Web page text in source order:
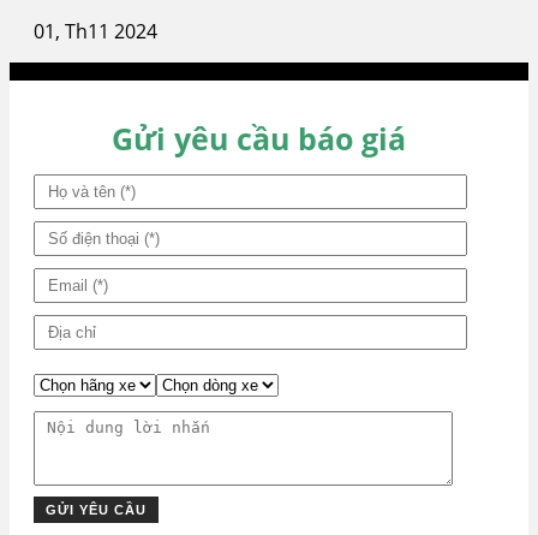
01, Th11 2024
Gửi yêu cầu báo giá